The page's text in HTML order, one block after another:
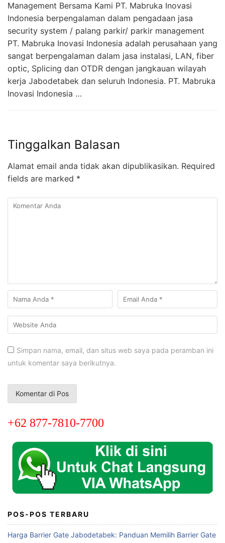
Management Bersama Kami PT. Mabruka Inovasi
Indonesia berpengalaman dalam pengadaan jasa
security system / palang parkir/ parkir management
PT. Mabruka Inovasi Indonesia adalah perusahaan yang
sangat berpengalaman dalam jasa instalasi, LAN, fiber
optic, Splicing dan OTDR dengan jangkauan wilayah
kerja Jabodetabek dan seluruh Indonesia. PT. Mabruka
Inovasi Indonesia …
Tinggalkan Balasan
Alamat email anda tidak akan dipublikasikan. Required
fields are marked *
Simpan nama, email, dan situs web saya pada peramban ini
untuk komentar saya berikutnya.
+62 877-7810-7700
POS-POS TERBARU
Harga Barrier Gate Jabodetabek: Panduan Memilih Barrier Gate